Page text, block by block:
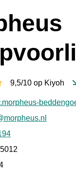
9,5/10 op Kiyoh